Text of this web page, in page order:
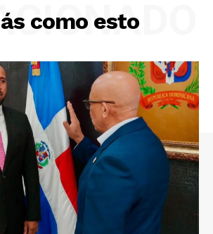
como esto